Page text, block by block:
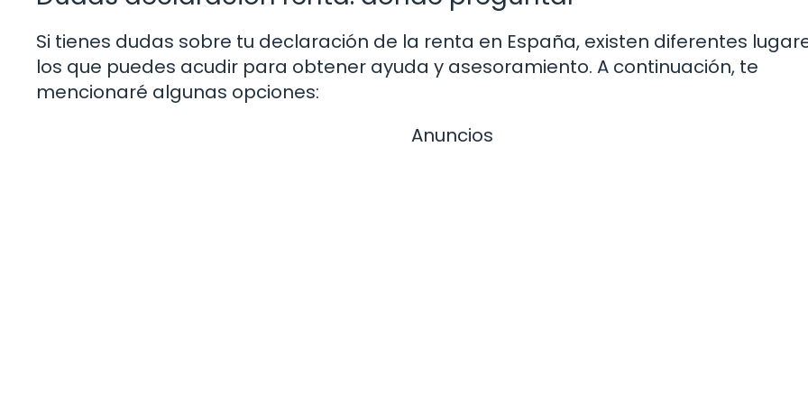
Si tienes dudas sobre tu declaración de la renta en España, existen diferentes
los que puedes acudir para obtener ayuda y asesoramiento. A continuación, te
mencionaré algunas opciones:
Anuncios